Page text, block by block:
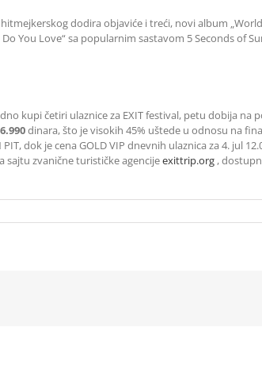
dodira objaviće i treći, novi album
You Love“ sa popularnim sastavom 5 Seconds of
kupi četiri ulaznice za EXIT festival, petu dobija
6.990dinara, što je visokih 45% uštede u odnosu na
dok je cena GOLD VIP dnevnih ulaznica za 4. jul
sajtu zvanične turističke agencijeexittrip.org ,